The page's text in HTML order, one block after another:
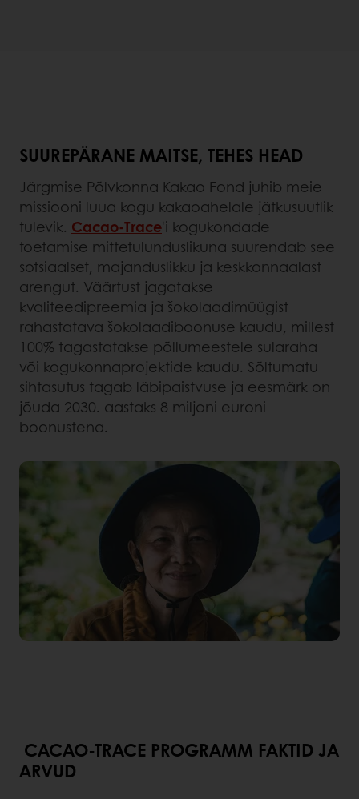
SUUREPÄRANE MAITSE, TEHES HEAD
Järgmise Põlvkonna Kakao Fond juhib meie
missiooni luua kogu kakaoahelale jätkusuutlik
tulevik. Cacao-Trace'i kogukondade
toetamise mittetulunduslikuna suurendab see
sotsiaalset, majanduslikku ja keskkonnaalast
arengut. Väärtust jagatakse
kvaliteedipreemia ja šokolaadimüügist
rahastatava šokolaadiboonuse kaudu, millest
100% tagastatakse põllumeestele sularaha
või kogukonnaprojektide kaudu. Sõltumatu
sihtasutus tagab läbipaistvuse ja eesmärk on
jõuda 2030. aastaks 8 miljoni euroni
boonustena.
CACAO-TRACE PROGRAMM FAKTID JA
ARVUD